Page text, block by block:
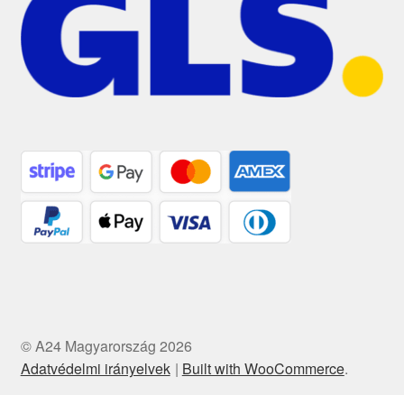
© A24 Magyarország 2026
Adatvédelmi irányelvek
Built with WooCommerce.